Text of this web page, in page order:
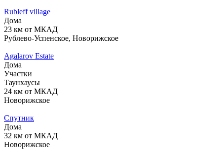
Rubleff village
Дома
23 км от МКАД
Рублево-Успенское, Новорижское
Agalarov Estate
Дома
Участки
Таунхаусы
24 км от МКАД
Новорижское
Спутник
Дома
32 км от МКАД
Новорижское